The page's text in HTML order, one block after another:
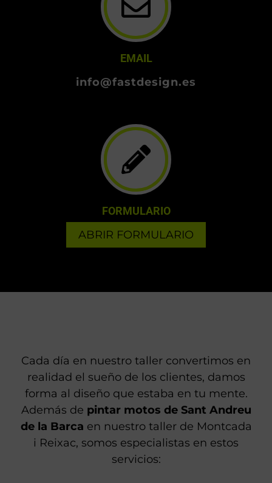
info@fastdesign.es
FORMULARIO
Cada día en nuestro taller convertimos en
realidad el sueño de los clientes, damos
forma al diseño que estaba en tu mente.
Además depintar motos de Sant Andreu
en nuestro taller de Montcada